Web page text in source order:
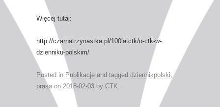
Więcej tutaj:
http://czarnatrzynastka.pl/100latctk/o-ctk-w-
dzienniku-polskim/
Posted in Publikacje and tagged dziennikpolski,
prasa on 2018-02-03 by CTK.